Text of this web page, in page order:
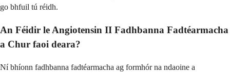
go bhfuil tú réidh.
An Féidir le Angiotensin II Fadhbanna Fadtéarmacha
a Chur faoi deara?
Ní bhíonn fadhbanna fadtéarmacha ag formhór na ndaoine a